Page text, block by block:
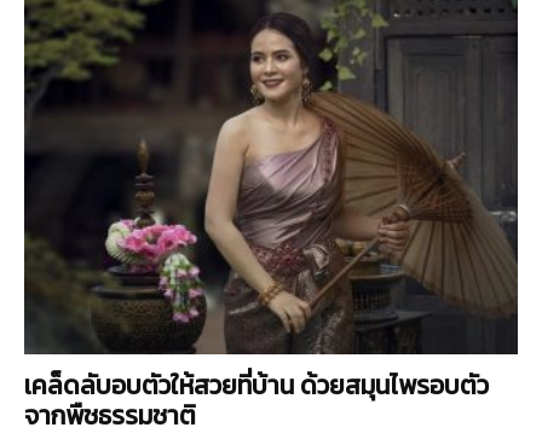
เคล็ดลับอบตัวให้สวยที่บ้าน ด้วยสมุนไพรอบตัว
จากพืชธรรมชาติ